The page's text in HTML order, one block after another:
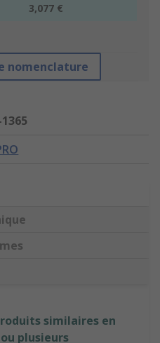
3,077 €
nomenclature
similaires en
plusieurs